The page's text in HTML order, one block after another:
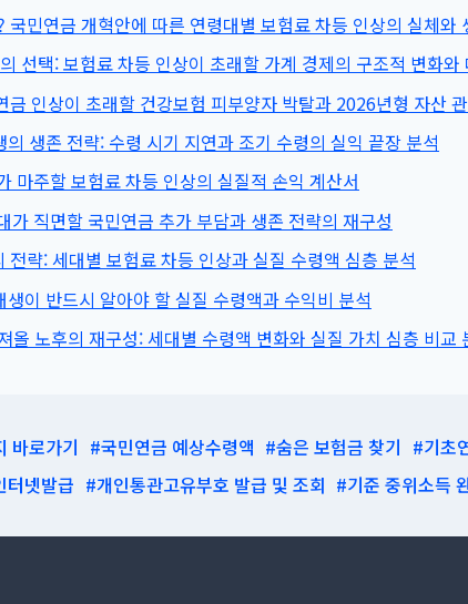
국
연
금
할
연
금
받
는
법
신)
민연금 개혁안에 따른 연령대별 보험료 차등 인상의 실체와
선택: 보험료 차등 인상이 초래할 가계 경제의 구조적 변화와
금 인상이 초래할 건강보험 피부양자 박탈과 2026년형 자산
생존 전략: 수령 시기 지연과 조기 수령의 실익 끝장 분석
마주할 보험료 차등 인상의 실질적 손익 계산서
직면할 국민연금 추가 부담과 생존 전략의 재구성
략: 세대별 보험료 차등 인상과 실질 수령액 심층 분석
이 반드시 알아야 할 실질 수령액과 수익비 분석
올 노후의 재구성: 세대별 수령액 변화와 실질 가치 심층 비교
바로가기 #국민연금 예상수령액 #숨은 보험금 찾기 #기초
터넷발급 #개인통관고유부호 발급 및 조회 #기준 중위소득